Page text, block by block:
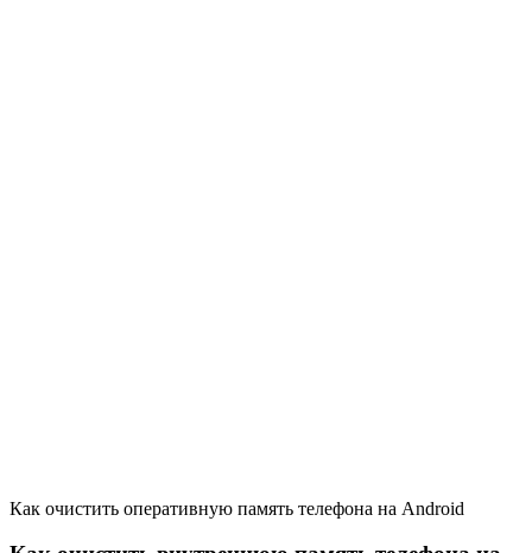
телефона, нужно понять, какая категория данных занимает